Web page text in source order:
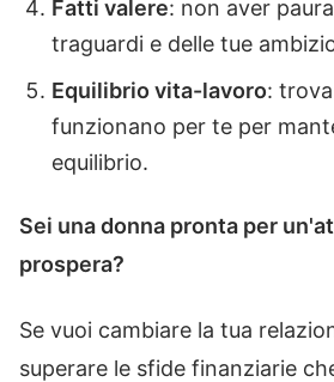
Fatti valere: non aver
traguardi e delle tue
Equilibrio vita-lavoro:
funzionano per te per
equilibrio.
Sei una donna pronta per
prospera?
Se vuoi cambiare la tua
superare le sfide finanziarie